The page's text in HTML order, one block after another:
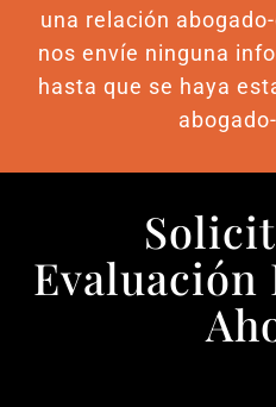
una relación
nos envíe ninguna
hasta que se haya
Evaluación